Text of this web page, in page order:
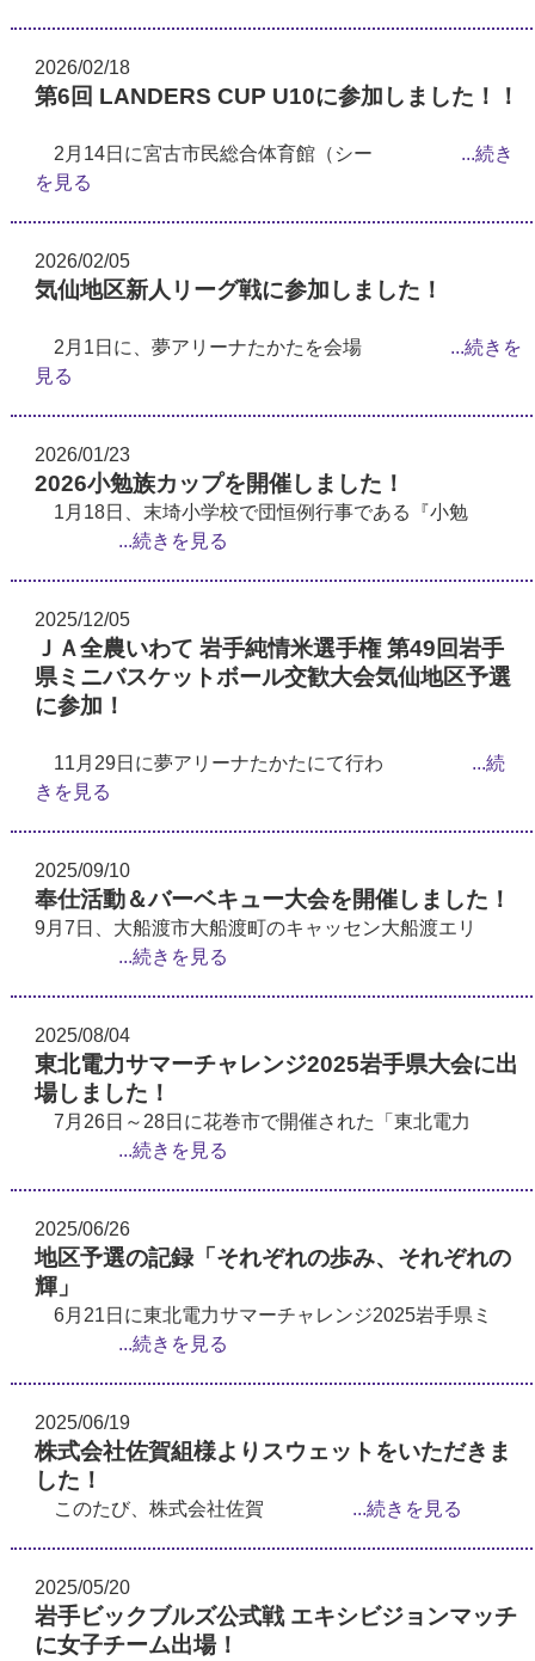
2026/02/18
第6回 LANDERS CUP U10に参加しました！！
2月14日に宮古市民総合体育館（シー
...続き
を見る
2026/02/05
気仙地区新人リーグ戦に参加しました！
2月1日に、夢アリーナたかたを会場
...続きを
見る
2026/01/23
2026小勉族カップを開催しました！
1月18日、末埼小学校で団恒例行事である『小勉
...続きを見る
2025/12/05
ＪＡ全農いわて 岩手純情米選手権 第49回岩手
県ミニバスケットボール交歓大会気仙地区予選
に参加！
11月29日に夢アリーナたかたにて行わ
...続
きを見る
2025/09/10
奉仕活動＆バーベキュー大会を開催しました！
9月7日、大船渡市大船渡町のキャッセン大船渡エリ
...続きを見る
2025/08/04
東北電力サマーチャレンジ2025岩手県大会に出
場しました！
7月26日～28日に花巻市で開催された「東北電力
...続きを見る
2025/06/26
地区予選の記録「それぞれの歩み、それぞれの
輝」
6月21日に東北電力サマーチャレンジ2025岩手県ミ
...続きを見る
2025/06/19
株式会社佐賀組様よりスウェットをいただきま
した！
このたび、株式会社佐賀 ...続きを見る
2025/05/20
岩手ビックブルズ公式戦 エキシビジョンマッチ
に女子チーム出場！